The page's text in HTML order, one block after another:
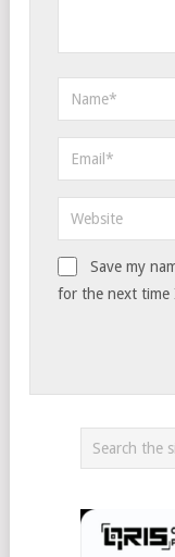
Save my
for the next time